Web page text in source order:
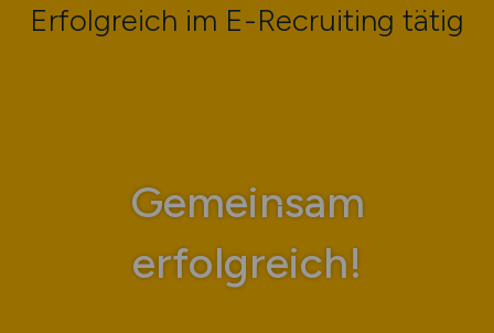
Erfolgreich im E-Recruiting tätig
Gemeinsam
erfolgreich!